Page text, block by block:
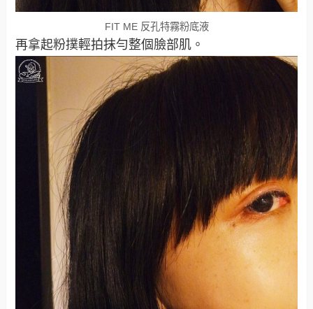
FIT ME 反孔特霧粉底液
再拿起粉撲輕拍抹勻整個臉部肌。